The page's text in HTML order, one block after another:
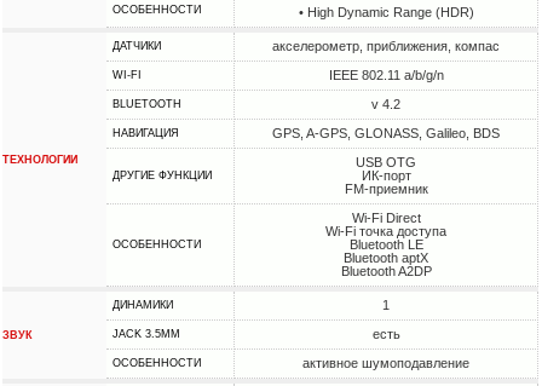
ОСОБЕННОСТИ • High Dynamic Range (HDR)
ТЕХНОЛОГИИ
ДАТЧИКИ акселерометр, приближения, компас
WI-FI IEEE 802.11 a/b/g/n
BLUETOOTH v 4.2
НАВИГАЦИЯ GPS, A-GPS, GLONASS, Galileo, BDS
ДРУГИЕ ФУНКЦИИ
USB OTG
ИК-порт
FM-приемник
ОСОБЕННОСТИ
Wi-Fi Direct
Wi-Fi точка доступа
Bluetooth LE
Bluetooth aptX
Bluetooth A2DP
ЗВУК
ДИНАМИКИ 1
JACK 3.5MM есть
ОСОБЕННОСТИ активное шумоподавление